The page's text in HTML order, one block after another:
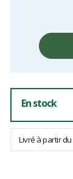
En stock
Livré à partir du